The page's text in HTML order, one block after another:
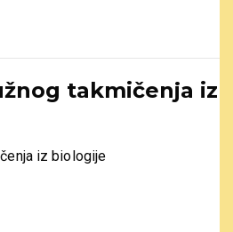
takmičenja iz
iz biologije